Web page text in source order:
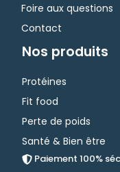
Foire aux questions
Contact
Nos produits
Protéines
Fit food
Perte de poids
Santé & Bien être
Paiement 100%